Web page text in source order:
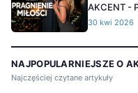
AKCENT -
30 kwi 2026
NAJPOPULARNIEJSZE O
Najczęściej czytane artykuły